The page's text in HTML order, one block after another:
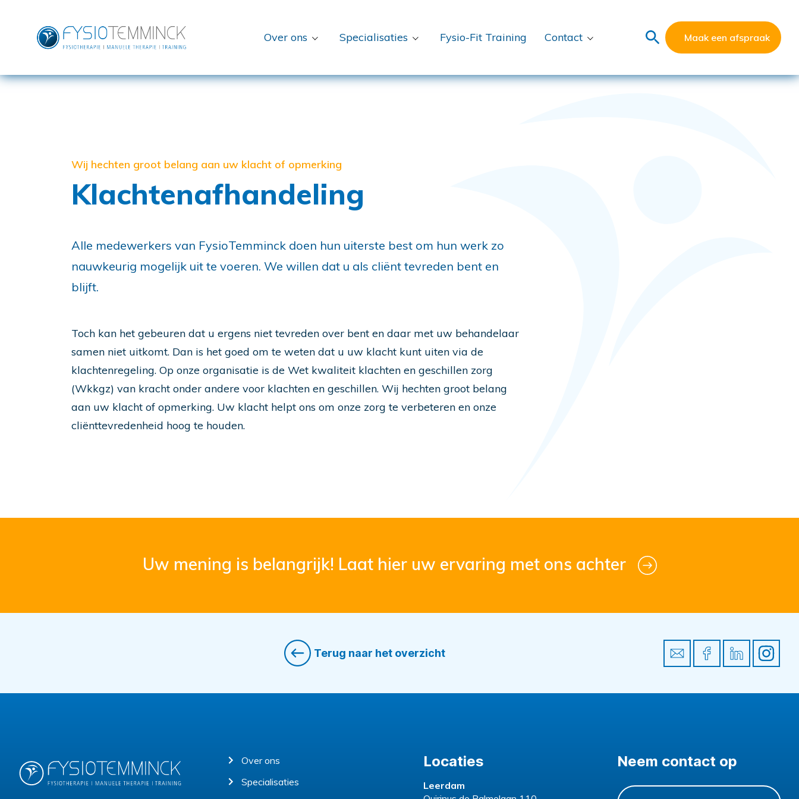
Over ons Specialisaties Fysio-Fit Training Contact Maak een afspraak
Wij hechten groot belang aan uw klacht of opmerking
Klachtenafhandeling
Alle medewerkers van FysioTemminck doen hun uiterste best om hun werk zo
nauwkeurig mogelijk uit te voeren. We willen dat u als cliënt tevreden bent en
blijft.
Toch kan het gebeuren dat u ergens niet tevreden over bent en daar met uw behandelaar
samen niet uitkomt. Dan is het goed om te weten dat u uw klacht kunt uiten via de
klachtenregeling. Op onze organisatie is de Wet kwaliteit klachten en geschillen zorg
(Wkkgz) van kracht onder andere voor klachten en geschillen. Wij hechten groot belang
aan uw klacht of opmerking. Uw klacht helpt ons om onze zorg te verbeteren en onze
cliënttevredenheid hoog te houden.
Uw mening is belangrijk! Laat hier uw ervaring met ons achter
Terug naar het overzicht
Over ons
Specialisaties
Locaties
Leerdam
Neem contact op